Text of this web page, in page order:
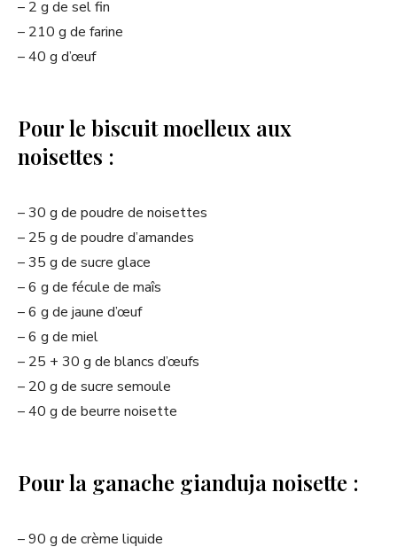
– 2 g de sel fin
– 210 g de farine
– 40 g d’œuf
Pour le biscuit moelleux aux
noisettes :
– 30 g de poudre de noisettes
– 25 g de poudre d’amandes
– 35 g de sucre glace
– 6 g de fécule de maîs
– 6 g de jaune d’œuf
– 6 g de miel
– 25 + 30 g de blancs d’œufs
– 20 g de sucre semoule
– 40 g de beurre noisette
Pour la ganache gianduja noisette :
– 90 g de crème liquide